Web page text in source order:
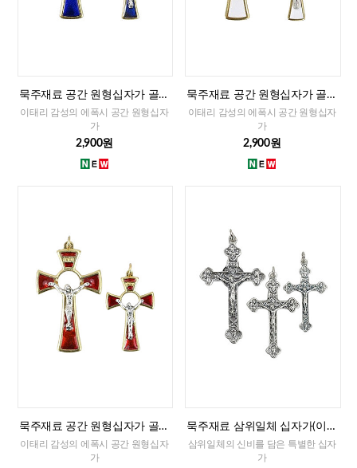
묵주재료 공간 원형십자가 골드
화블루(이태리)-대,소
이태리 감성의 에폭시 공간 원형십자
가
2,900원
묵주재료 공간 원형십자가 골드
화이트(이태리)-대,소
이태리 감성의 에폭시 공간 원형십자
가
2,900원
묵주재료 공간 원형십자가 골드
레드(이태리)-대,소
이태리 감성의 에폭시 공간 원형십자
가
묵주재료 삼위일체 십자가(이태
리)-대,중,소
삼위일체의 신비를 담은 특별한 십자
가